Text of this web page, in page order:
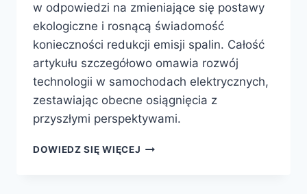
w odpowiedzi na zmieniające się postawy
ekologiczne i rosnącą świadomość
konieczności redukcji emisji spalin. Całość
artykułu szczegółowo omawia rozwój
technologii w samochodach elektrycznych,
zestawiając obecne osiągnięcia z
przyszłymi perspektywami.
DOWIEDZ SIĘ WIĘCEJ NOWOCZESNE